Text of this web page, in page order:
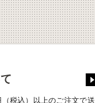
税込）以上のご注文で送